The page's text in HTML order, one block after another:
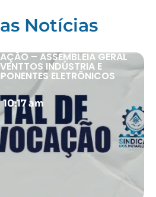
Notícias
– ASSEMBLEIA GERAL
INDÚSTRIA E
ELETRÔNICOS
10:17 am